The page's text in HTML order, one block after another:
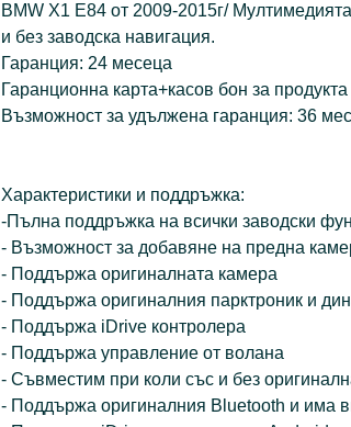
BMW Х1 Е84 от 2009-2015г/
и без заводска навигация.
Гаранция: 24 месеца
Гаранционна карта+касов бон за продукта
Възможност за удължена гаранция: 36
Характеристики и поддръжка:
-Пълна поддръжка на всички заводски
- Възможност за добавяне на предна
- Поддържа оригиналната камера
- Поддържа оригиналния парктроник и
- Поддържа iDrive контролера
- Поддържа управление от волана
- Съвместим при коли със и без
- Поддържа оригиналния Bluetooth и има